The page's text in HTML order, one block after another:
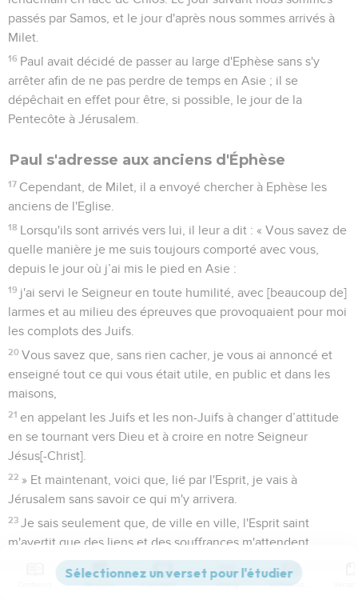
passés par Samos, et le jour d'après nous sommes arrivés à
Milet.
16 Paul avait décidé de passer au large d'Ephèse sans s'y
arrêter afin de ne pas perdre de temps en Asie ; il se
dépêchait en effet pour être, si possible, le jour de la
Pentecôte à Jérusalem.
Paul s'adresse aux anciens d'Éphèse
17 Cependant, de Milet, il a envoyé chercher à Ephèse les
anciens de l'Eglise.
18 Lorsqu'ils sont arrivés vers lui, il leur a dit : « Vous savez de
quelle manière je me suis toujours comporté avec vous,
depuis le jour où j’ai mis le pied en Asie :
19 j'ai servi le Seigneur en toute humilité, avec [beaucoup de]
larmes et au milieu des épreuves que provoquaient pour moi
les complots des Juifs.
20 Vous savez que, sans rien cacher, je vous ai annoncé et
enseigné tout ce qui vous était utile, en public et dans les
maisons,
21 en appelant les Juifs et les non-Juifs à changer d’attitude
en se tournant vers Dieu et à croire en notre Seigneur
Jésus[-Christ].
22 » Et maintenant, voici que, lié par l'Esprit, je vais à
Jérusalem sans savoir ce qui m'y arrivera.
23 Je sais seulement que, de ville en ville, l'Esprit saint
m'avertit que des liens et des souffrances m'attendent.
Mais je n’y attache aucune importance et je ne considère
pas ma vie comme précieuse, pourvu que j'accomplisse
Versions Commentaires Strong